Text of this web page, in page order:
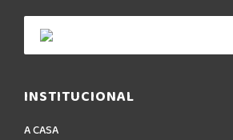
INSTITUCIONAL
A CASA